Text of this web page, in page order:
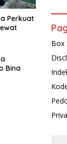
Perkuat
Bina
Box